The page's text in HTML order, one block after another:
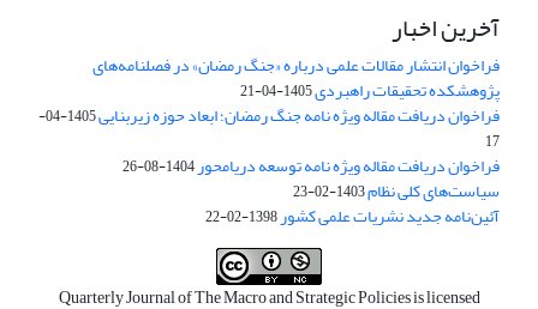
آخرین اخبار
فراخوان انتشار مقالات علمی درباره «جنگ رمضان» در فصلنامه‌های
پژوهشکده تحقیقات راهبردی1405-04-21
فراخوان دریافت مقاله ویژه نامه جنگ رمضان؛ ابعاد حوزه زیربنایی
1405-04-
17
فراخوان دریافت مقاله ویژه نامه توسعه دریامحور1404-08-26
سیاست‌های کلی نظام1403-02-23
آئین‌نامه جدید نشریات علمی کشور1398-02-22
Quarterly Journal of The Macro and Strategic Policies is licensed